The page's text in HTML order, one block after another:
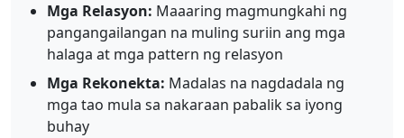
Mga Relasyon: Maaaring magmungkahi ng
pangangailangan na muling suriin ang mga
halaga at mga pattern ng relasyon
Mga Rekonekta: Madalas na nagdadala ng
mga tao mula sa nakaraan pabalik sa iyong
buhay